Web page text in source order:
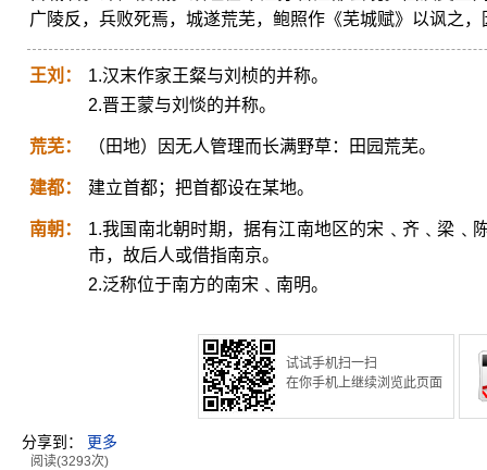
广陵反，兵败死焉，城遂荒芜，鲍照作《芜城赋》以讽之，
王刘：
1.汉末作家王粲与刘桢的并称。
2.晋王蒙与刘惔的并称。
荒芜： （田地）因无人管理而长满野草：田园荒芜。
建都： 建立首都；把首都设在某地。
南朝：
1.我国南北朝时期，据有江南地区的宋﹑齐﹑梁﹑
市，故后人或借指南京。
2.泛称位于南方的南宋﹑南明。
试试手机扫一扫
在你手机上继续浏览此页面
分享到： 更多
阅读(3293次)